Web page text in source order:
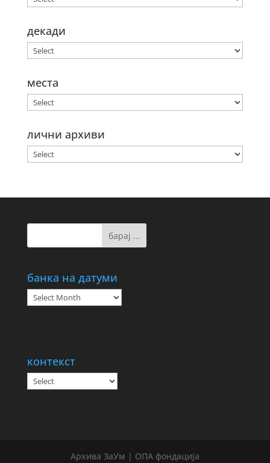
декади
места
лични архиви
банка на датуми
банка
на
контекст
Архива ЗаУм | ОПА фондација